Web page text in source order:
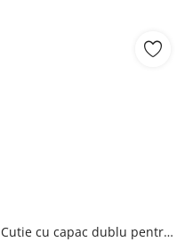
Cutie cu capac dublu pentru depozitare - Default Title Moya